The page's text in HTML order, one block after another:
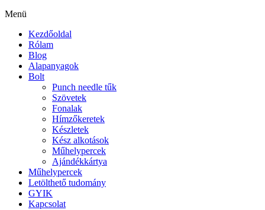
Menü
Kezdőoldal
Rólam
Blog
Alapanyagok
Bolt
Punch needle tűk
Szövetek
Fonalak
Hímzőkeretek
Készletek
Kész alkotások
Műhelypercek
Ajándékkártya
Műhelypercek
Letölthető tudomány
GYIK
Kapcsolat